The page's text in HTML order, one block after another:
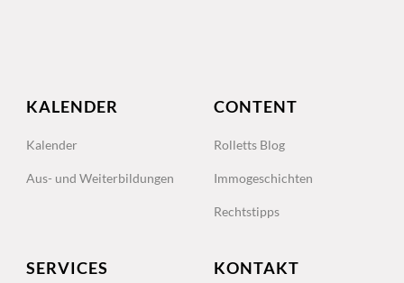
KALENDER
Kalender
Aus- und Weiterbildungen
CONTENT
Rolletts Blog
Immogeschichten
Rechtstipps
SERVICES KONTAKT